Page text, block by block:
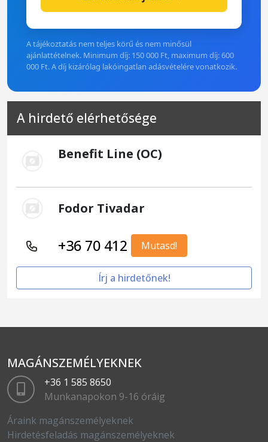
A tájékoztatás nem teljes körű és nem minősül
ajánlattételnek. Minimum díj: 150 000 Ft, maximum díj: 600
000 Ft. A díj kizárólag lakóingatlan adásvételére vonatkozik.
A hirdető elérhetősége
Benefit Line (OC)
Fodor Tivadar
+36 70 412 Mutasd!
Írj a hirdetőnek!
MAGÁNSZEMÉLYEKNEK
+36 1 585 8650
Munkanapokon 9-16 óráig
Áraink magánszemélyeknek
Hirdetésfeladás magánszemélyeknek